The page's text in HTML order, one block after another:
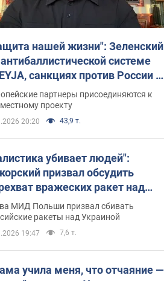
нашей жизни": Зеленский
системе
санкциях против России и
аграриев. Видео
партнеры присоединяются к
проекту
20:20 43,9 т.
убивает людей":
призвал обсудить
вражеских ракет над
МИД Польши призвал сбивать
ракеты над Украиной
19:47 7,6 т.
учила меня, что отчаяние —